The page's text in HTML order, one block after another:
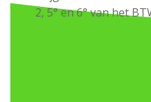
2, 5° en 6° van het